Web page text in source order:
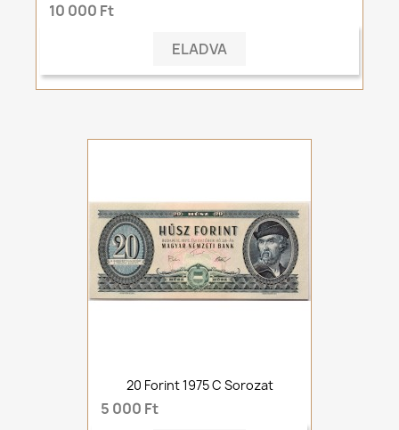
10 000 Ft
ELADVA
20 Forint 1975 C Sorozat
5 000 Ft